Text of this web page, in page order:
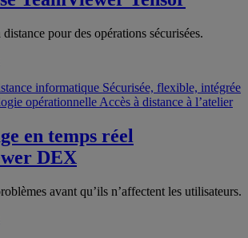
pour des opérations sécurisées.
informatique Sécurisée, flexible, intégrée
opérationnelle Accès à distance à l’atelier
en temps réel
DEX
avant qu’ils n’affectent les utilisateurs.